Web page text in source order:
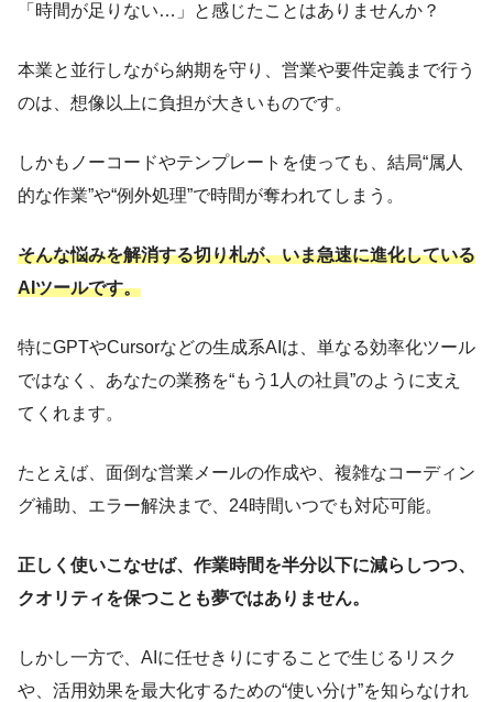
「時間が足りない…」と感じたことはありませんか？
本業と並行しながら納期を守り、営業や要件定義まで行う
のは、想像以上に負担が大きいものです。
しかもノーコードやテンプレートを使っても、結局“属人
的な作業”や“例外処理”で時間が奪われてしまう。
そんな悩みを解消する切り札が、いま急速に進化している
AIツールです。
特にGPTやCursorなどの生成系AIは、単なる効率化ツール
ではなく、あなたの業務を“もう1人の社員”のように支え
てくれます。
たとえば、面倒な営業メールの作成や、複雑なコーディン
グ補助、エラー解決まで、24時間いつでも対応可能。
正しく使いこなせば、作業時間を半分以下に減らしつつ、
クオリティを保つことも夢ではありません。
しかし一方で、AIに任せきりにすることで生じるリスク
や、活用効果を最大化するための“使い分け”を知らなけれ